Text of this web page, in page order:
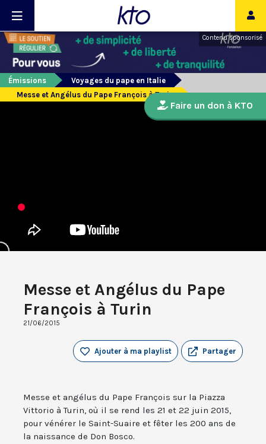
Contenu sponsorisé
Émissions
Voyages du pape en Italie
Messe et Angélus du Pape François à Turin
Messe et Angélus du Pape
François à Turin
21/06/2015
Partager
Ajouter à ma playlist
Messe et angélus du Pape François sur la Piazza
Vittorio à Turin, où il se rend les 21 et 22 juin 2015,
pour vénérer le Saint-Suaire et fêter les 200 ans de
la naissance de Don Bosco.
Faire un don à KTO